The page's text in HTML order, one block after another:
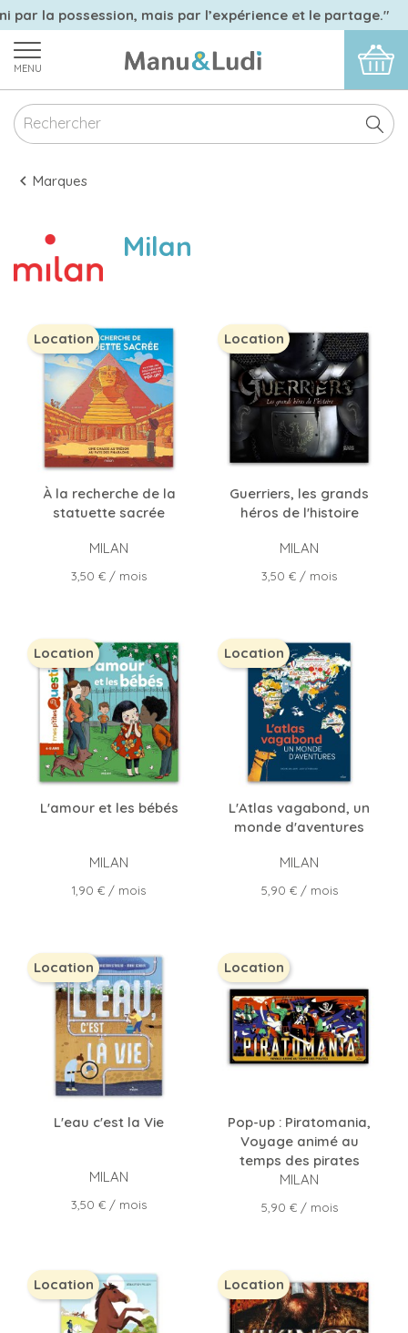
par la possession, mais par l’expérience et le partage."
MENU
Marques
Milan
À la recherche de la
statuette sacrée
MILAN
Prix
3,50 € / mois
Location
Guerriers, les grands
héros de l'histoire
MILAN
Prix
3,50 € / mois
Location
L'amour et les bébés
MILAN
Prix
1,90 € / mois
Location
L'Atlas vagabond, un
monde d'aventures
MILAN
Prix
5,90 €/ mois
Location
L'eau c'est la Vie
MILAN
Prix
3,50 € / mois
Location
Pop-up : Piratomania,
Voyage animé au
temps des pirates
MILAN
Prix
5,90 €/ mois
Location
Location Location